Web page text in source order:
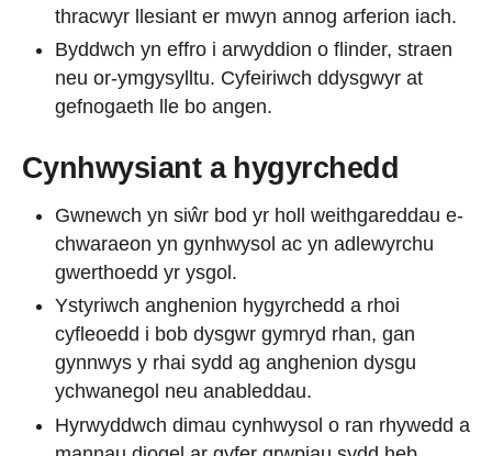
thracwyr llesiant er mwyn annog arferion iach.
Byddwch yn effro i arwyddion o flinder, straen
neu or-ymgysylltu. Cyfeiriwch ddysgwyr at
gefnogaeth lle bo angen.
Cynhwysiant a hygyrchedd
Gwnewch yn siŵr bod yr holl weithgareddau e-
chwaraeon yn gynhwysol ac yn adlewyrchu
gwerthoedd yr ysgol.
Ystyriwch anghenion hygyrchedd a rhoi
cyfleoedd i bob dysgwr gymryd rhan, gan
gynnwys y rhai sydd ag anghenion dysgu
ychwanegol neu anableddau.
Hyrwyddwch dimau cynhwysol o ran rhywedd a